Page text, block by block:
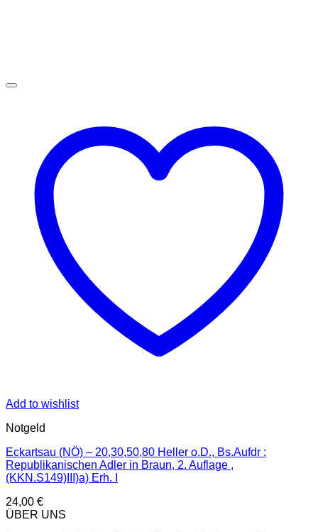
Add to wishlist
Notgeld
Eckartsau (NÖ) – 20,30,50,80 Heller o.D., Bs.Aufdr :
Republikanischen Adler in Braun, 2. Auflage ,
(KKN.S149)III)a) Erh. I
24,00 €
ÜBER UNS